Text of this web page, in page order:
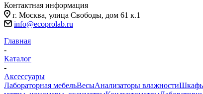
Контактная информация
г. Москва, улица Свободы, дом 61 к.1
info@ecoprolab.ru
Главная
-
Каталог
-
Аксессуары
Лабораторная мебельВесыАнализаторы влажности